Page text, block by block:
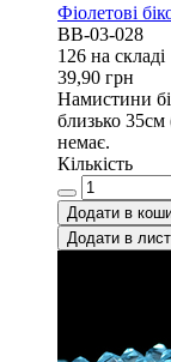
Фіолетові
BB-03-028
126 на складi
39,90 грн
Намистини
близько
немає.
Кількість
Додати в
Додати в